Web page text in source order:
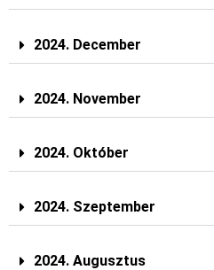
2024. December
2024. November
2024. Október
2024. Szeptember
2024. Augusztus